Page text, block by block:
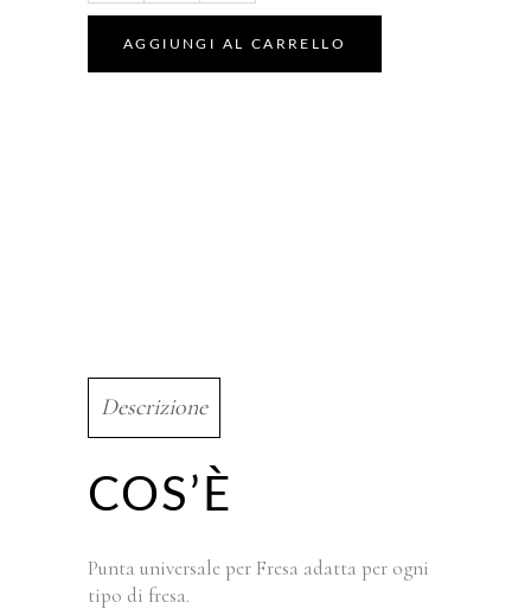
Gemma
Diamante
quantity
AGGIUNGI AL CARRELLO
Descrizione
COS’È
Punta universale per Fresa adatta per ogni
tipo di fresa.